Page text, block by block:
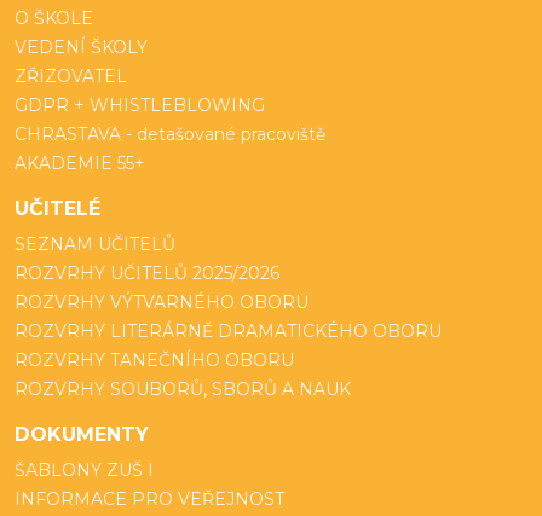
O ŠKOLE
VEDENÍ ŠKOLY
ZŘIZOVATEL
GDPR + WHISTLEBLOWING
CHRASTAVA - detašované pracoviště
AKADEMIE 55+
UČITELÉ
SEZNAM UČITELŮ
ROZVRHY UČITELŮ 2025/2026
ROZVRHY VÝTVARNÉHO OBORU
ROZVRHY LITERÁRNĚ DRAMATICKÉHO OBORU
ROZVRHY TANEČNÍHO OBORU
ROZVRHY SOUBORŮ, SBORŮ A NAUK
DOKUMENTY
ŠABLONY ZUŠ I
INFORMACE PRO VEŘEJNOST